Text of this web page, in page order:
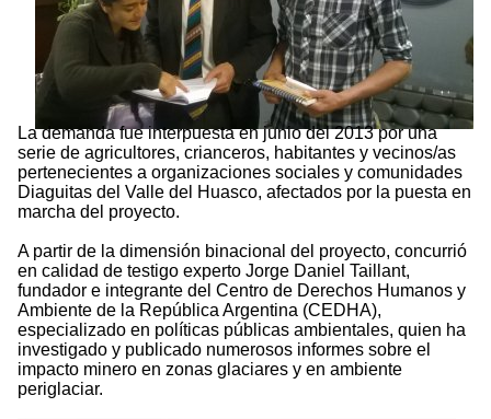
La demanda fue interpuesta en junio del 2013 por una
serie de agricultores, crianceros, habitantes y vecinos/as
pertenecientes a organizaciones sociales y comunidades
Diaguitas del Valle del Huasco, afectados por la puesta en
marcha del proyecto.
A partir de la dimensión binacional del proyecto, concurrió
en calidad de testigo experto Jorge Daniel Taillant,
fundador e integrante del Centro de Derechos Humanos y
Ambiente de la República Argentina (CEDHA),
especializado en políticas públicas ambientales, quien ha
investigado y publicado numerosos informes sobre el
impacto minero en zonas glaciares y en ambiente
periglaciar.